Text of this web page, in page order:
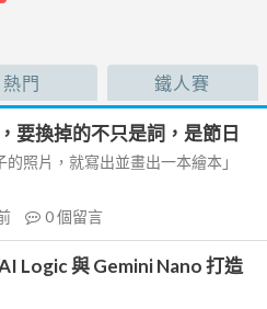
熱門 鐵人賽
要換掉的不只是詞，是節日
照片，就寫出並畫出一本繪本」
0個留言
Logic 與 Gemini Nano 打造